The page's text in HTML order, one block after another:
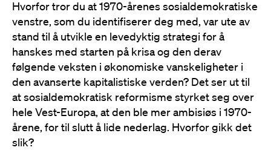
Hvorfor tror du at 1970-årenes sosialdemokratiske
venstre, som du identifiserer deg med, var ute av
stand til å utvikle en levedyktig strategi for å
hanskes med starten på krisa og den derav
følgende veksten i økonomiske vanskeligheter i
den avanserte kapitalistiske verden? Det ser ut til
at sosialdemokratisk reformisme styrket seg over
hele Vest-Europa, at den ble mer ambisiøs i 1970-
årene, for til slutt å lide nederlag. Hvorfor gikk det
slik?